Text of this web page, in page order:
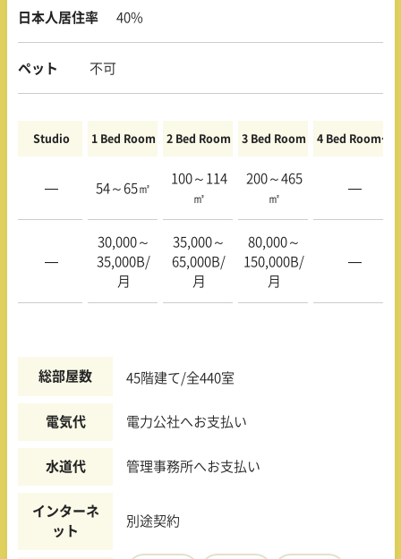
日本人居住率 40%
ペット 不可
Studio 1 Bed Room 2 Bed Room 3 Bed Room 4 Bed Room〜
— 54～65㎡
100～114
㎡
200～465
㎡
—
—
30,000～
35,000B/
月
35,000～
65,000B/
月
80,000～
150,000B/
月
—
総部屋数 45階建て/全440室
電気代 電力公社へお支払い
水道代 管理事務所へお支払い
インターネ
ット
別途契約